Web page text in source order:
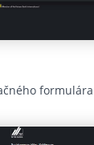
formulára